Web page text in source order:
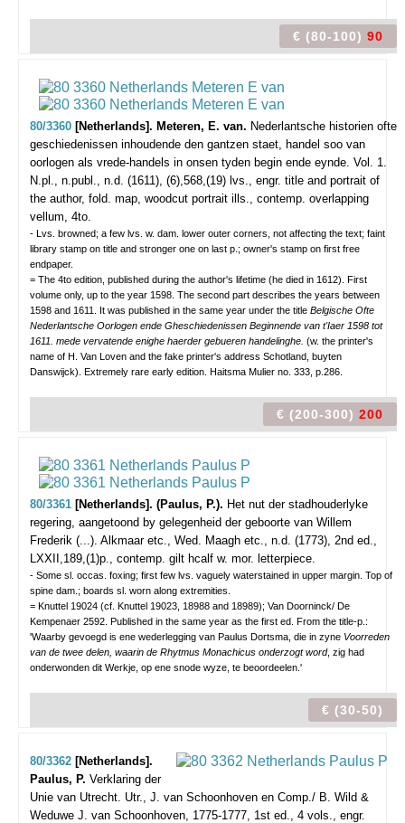
€ (80-100) 90
80/3360 [Netherlands]. Meteren, E. van. Nederlantsche historien ofte
geschiedenissen inhoudende den gantzen staet, handel soo van
oorlogen als vrede-handels in onsen tyden begin ende eynde. Vol. 1.
N.pl., n.publ., n.d. (1611), (6),568,(19) lvs., engr. title and portrait of
the author, fold. map, woodcut portrait ills., contemp. overlapping
vellum, 4to.
- Lvs. browned; a few lvs. w. dam. lower outer corners, not affecting the text; faint
library stamp on title and stronger one on last p.; owner's stamp on first free
endpaper.
= The 4to edition, published during the author's lifetime (he died in 1612). First
volume only, up to the year 1598. The second part describes the years between
1598 and 1611. It was published in the same year under the title Belgische Ofte
Nederlantsche Oorlogen ende Gheschiedenissen Beginnende van t'Iaer 1598 tot
1611. mede vervatende enighe haerder gebueren handelinghe. (w. the printer's
name of H. Van Loven and the fake printer's address Schotland, buyten
Danswijck). Extremely rare early edition. Haitsma Mulier no. 333, p.286.
€ (200-300) 200
80/3361 [Netherlands]. (Paulus, P.). Het nut der stadhouderlyke
regering, aangetoond by gelegenheid der geboorte van Willem
Frederik (...). Alkmaar etc., Wed. Maagh etc., n.d. (1773), 2nd ed.,
LXXII,189,(1)p., contemp. gilt hcalf w. mor. letterpiece.
- Some sl. occas. foxing; first few lvs. vaguely waterstained in upper margin. Top of
spine dam.; boards sl. worn along extremities.
= Knuttel 19024 (cf. Knuttel 19023, 18988 and 18989); Van Doorninck/ De
Kempenaer 2592. Published in the same year as the first ed. From the title-p.:
'Waarby gevoegd is ene wederlegging van Paulus Dortsma, die in zyne Voorreden
van de twee delen, waarin de Rhytmus Monachicus onderzogt word, zig had
onderwonden dit Werkje, op ene snode wyze, te beoordeelen.'
€ (30-50)
80/3362 [Netherlands].
Paulus, P. Verklaring der
Unie van Utrecht. Utr., J. van Schoonhoven en Comp./ B. Wild &
Weduwe J. van Schoonhoven, 1775-1777, 1st ed., 4 vols., engr.